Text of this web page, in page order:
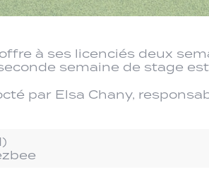
à ses licenciés deux
semaine de stage
par Elsa Chany,